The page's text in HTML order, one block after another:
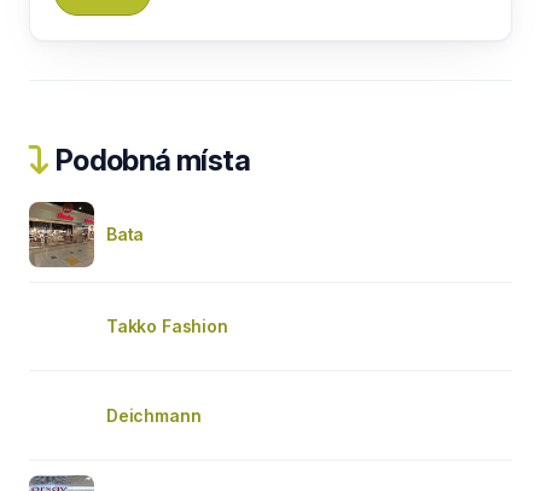
Podobná místa
Bata
Takko Fashion
Deichmann